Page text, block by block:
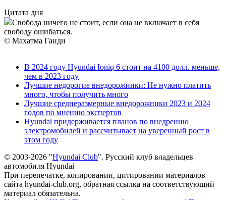
Цитата дня
Свобода ничего не стоит, если она не включает в себя
свободу ошибаться.
© Махатма Ганди
В 2024 году Hyundai Ioniq 6 стоит на 4100 долл. меньше,
чем в 2023 году
Лучшие недорогие внедорожники: Не нужно платить
много, чтобы получить много
Лучшие среднеразмерные внедорожники 2023 и 2024
годов по мнению экспертов
Hyundai придерживается планов по внедрению
электромобилей и рассчитывает на уверенный рост в
этом году
© 2003-2026 "Hyundai Club". Русский клуб владельцев
автомобиля Hyundai
При перепечатке, копировании, цитировании материалов
сайта hyundai-club.org, обратная ссылка на соответствующий
материал обязательна.